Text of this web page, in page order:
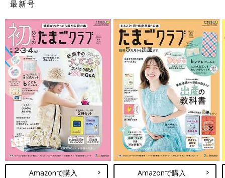
最新号
Amazonで購入 Amazonで購入